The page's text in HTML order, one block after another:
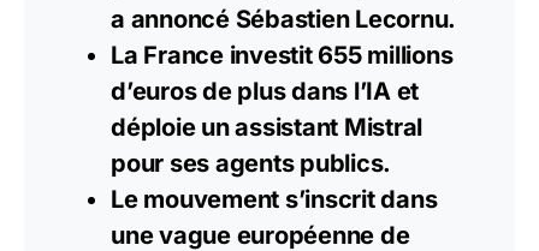
a annoncé Sébastien Lecornu.
La France investit 655 millions
d’euros de plus dans l’IA et
déploie un assistant Mistral
pour ses agents publics.
Le mouvement s’inscrit dans
une vague européenne de